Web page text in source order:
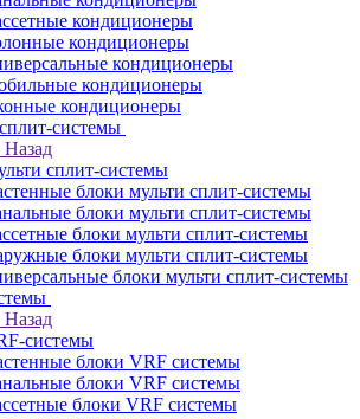
кондиционеры
кондиционеры
кондиционеры
кондиционеры
кондиционеры
системы
Назад
сплит-системы
блоки мульти сплит-системы
блоки мульти сплит-системы
блоки мульти сплит-системы
блоки мульти сплит-системы
блоки мульти сплит-системы
Назад
системы
блоки VRF системы
блоки VRF системы
блоки VRF системы